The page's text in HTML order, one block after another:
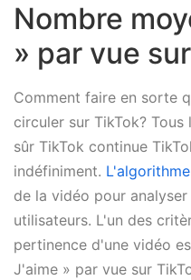
Nombre
» par vue
Comment faire en sorte
circuler sur TikTok?
sûr TikTok continue
indéfiniment. L'algorithme
de la vidéo pour
utilisateurs. L'un des
pertinence d'une vidéo
J'aime » par vue sur